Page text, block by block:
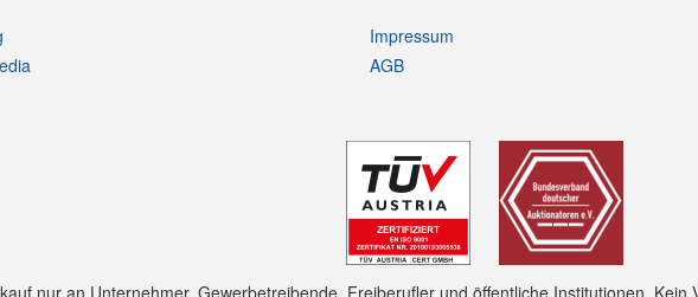
Impressum
AGB
nur an Unternehmer, Gewerbetreibende, Freiberufler und öffentliche Institutionen. Kein